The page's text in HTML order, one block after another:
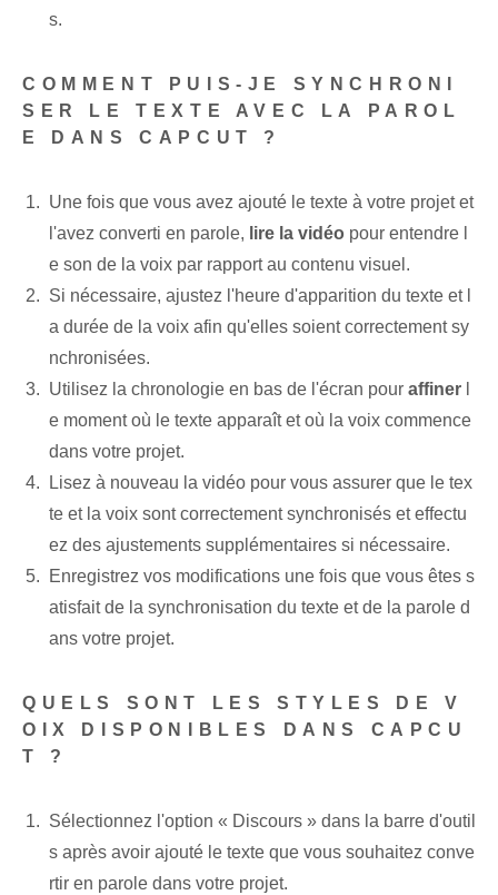
s.
COMMENT PUIS-JE SYNCHRONI
SER LE TEXTE AVEC LA PAROL
E DANS CAPCUT ?
Une fois que vous avez ajouté le texte à votre projet et
l'avez converti en parole, lire la vidéo pour entendre l
e son de la voix par rapport au contenu visuel.
Si nécessaire, ajustez l'heure d'apparition du texte et l
a durée de la voix afin qu'elles soient correctement sy
nchronisées.
Utilisez la chronologie en bas de l'écran pour affiner
e moment où le texte apparaît et où la voix commence
dans votre projet.
Lisez à nouveau la vidéo pour vous assurer que le tex
te et la voix sont correctement synchronisés et effectu
ez des ajustements supplémentaires si nécessaire.
Enregistrez vos modifications une fois que vous êtes s
atisfait de la synchronisation du texte et de la parole d
ans votre projet.
QUELS SONT LES STYLES DE V
OIX DISPONIBLES DANS CAPCU
T ?
Sélectionnez l'option « Discours » dans la barre d'outil
s après avoir ajouté le texte que vous souhaitez conve
rtir en parole dans votre projet.